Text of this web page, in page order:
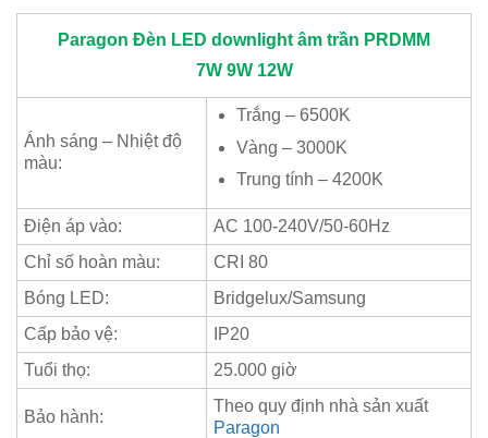
Paragon Đèn LED downlight âm trần PRDMM
7W 9W 12W
Ánh sáng – Nhiệt độ
màu:
Trắng – 6500K
Vàng – 3000K
Trung tính – 4200K
Điện áp vào:
AC 100-240V/50-60Hz
Chỉ số hoàn màu:
CRI 80
Bóng LED:
Bridgelux/Samsung
Cấp bảo vệ:
IP20
Tuổi thọ:
25.000 giờ
Bảo hành:
Theo quy định nhà sản xuất
Paragon